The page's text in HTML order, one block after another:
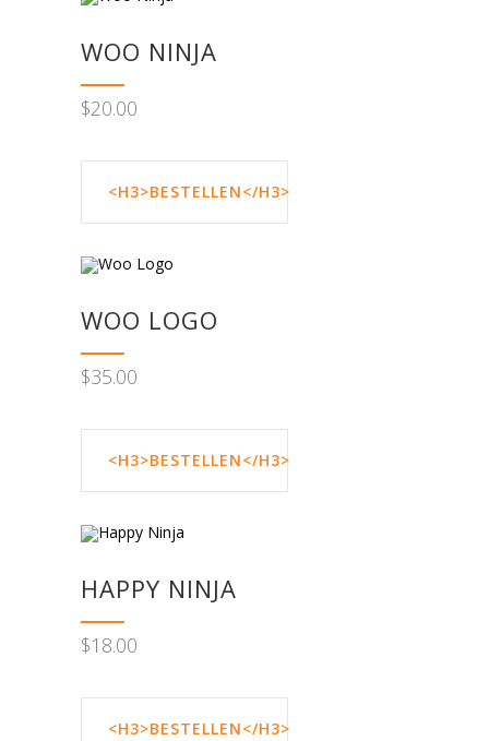
WOO NINJA
$20.00
<H3>BESTELLEN</H3>
WOO LOGO
$35.00
<H3>BESTELLEN</H3>
HAPPY NINJA
$18.00
<H3>BESTELLEN</H3>